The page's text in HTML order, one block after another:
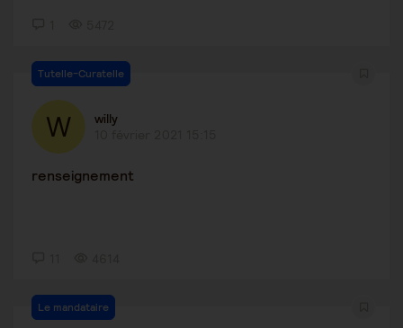
Tutelle-Curatelle
willy
renseignement
Le mandataire